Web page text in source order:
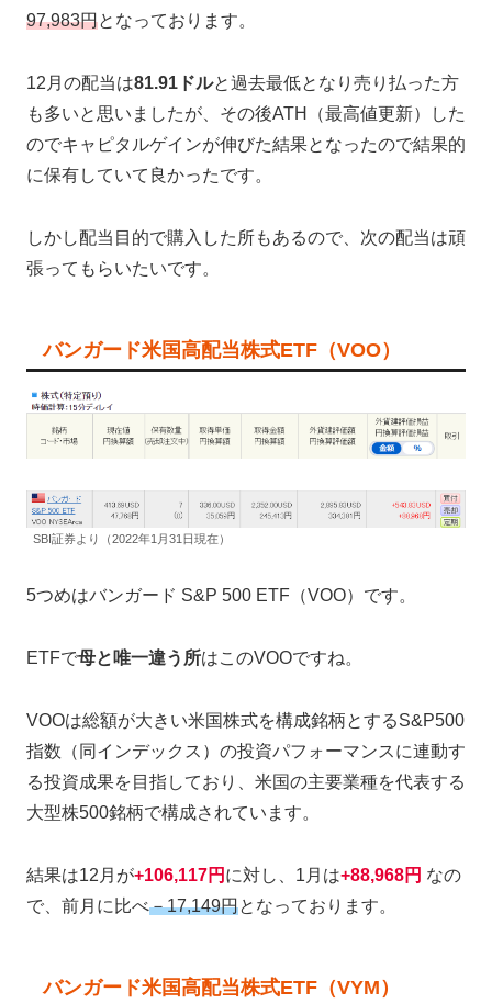
97,983円となっております。
12月の配当は81.91ドルと過去最低となり売り払った方
も多いと思いましたが、その後ATH（最高値更新）した
のでキャピタルゲインが伸びた結果となったので結果的
に保有していて良かったです。
しかし配当目的で購入した所もあるので、次の配当は頑
張ってもらいたいです。
バンガード米国高配当株式ETF（VOO）
SBI証券より（2022年1月31日現在）
5つめはバンガード S&P 500 ETF（VOO）です。
ETFで母と唯一違う所はこのVOOですね。
VOOは総額が大きい米国株式を構成銘柄とするS&P500
指数（同インデックス）の投資パフォーマンスに連動す
る投資成果を目指しており、米国の主要業種を代表する
大型株500銘柄で構成されています。
結果は12月が+106,117円 に対し、1月は+88,968円 なの
で、前月に比べ－17,149円となっております。
バンガード米国高配当株式ETF（VYM）